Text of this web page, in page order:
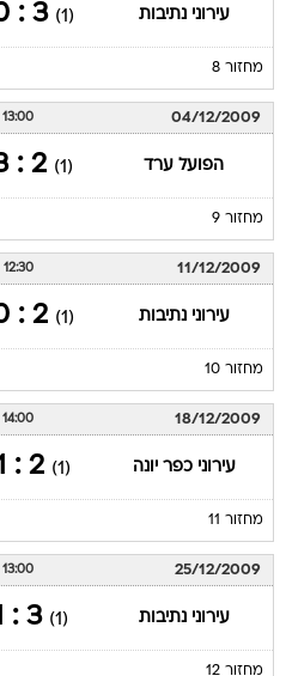
עירוני נתיבות (1)
3 : 0
מחזור 8
04/12/2009
13:00
הפועל ערד (1)
2 : 3
מחזור 9
11/12/2009
12:30
עירוני נתיבות (1)
2 : 0
מחזור 10
18/12/2009
14:00
עירוני כפר יונה (1)
2 : 1
מחזור 11
25/12/2009
13:00
עירוני נתיבות (1)
3 : 1
מחזור 12